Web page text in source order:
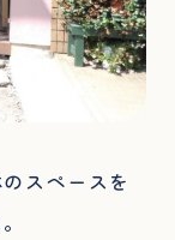
スペースを